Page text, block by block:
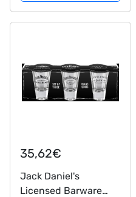
35,62€
Jack Daniel's
Licensed Barware